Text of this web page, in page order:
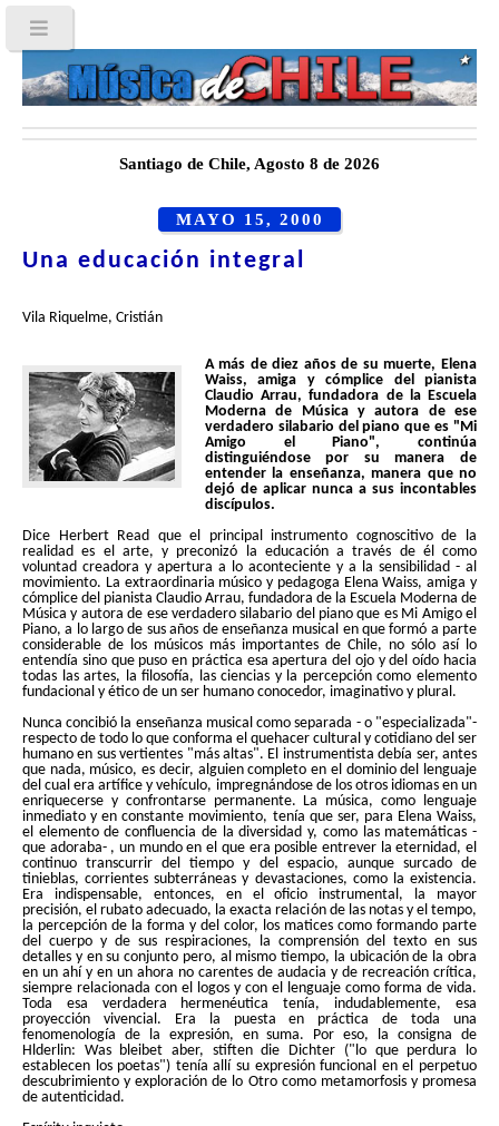
Santiago de Chile, Agosto 8 de 2026
MAYO 15, 2000
Una educación integral
Vila Riquelme, Cristián
A más de diez años de su muerte, Elena
Waiss, amiga y cómplice del pianista
Claudio Arrau, fundadora de la Escuela
Moderna de Música y autora de ese
verdadero silabario del piano que es "Mi
Amigo el Piano", continúa
distinguiéndose por su manera de
entender la enseñanza, manera que no
dejó de aplicar nunca a sus incontables
discípulos.
Dice Herbert Read que el principal instrumento cognoscitivo de la
realidad es el arte, y preconizó la educación a través de él como
voluntad creadora y apertura a lo aconteciente y a la sensibilidad - al
movimiento. La extraordinaria músico y pedagoga Elena Waiss, amiga y
cómplice del pianista Claudio Arrau, fundadora de la Escuela Moderna de
Música y autora de ese verdadero silabario del piano que es Mi Amigo el
Piano, a lo largo de sus años de enseñanza musical en que formó a parte
considerable de los músicos más importantes de Chile, no sólo así lo
entendía sino que puso en práctica esa apertura del ojo y del oído hacia
todas las artes, la filosofía, las ciencias y la percepción como elemento
fundacional y ético de un ser humano conocedor, imaginativo y plural.
Nunca concibió la enseñanza musical como separada - o "especializada"-
respecto de todo lo que conforma el quehacer cultural y cotidiano del ser
humano en sus vertientes "más altas". El instrumentista debía ser, antes
que nada, músico, es decir, alguien completo en el dominio del lenguaje
del cual era artífice y vehículo, impregnándose de los otros idiomas en un
enriquecerse y confrontarse permanente. La música, como lenguaje
inmediato y en constante movimiento, tenía que ser, para Elena Waiss,
el elemento de confluencia de la diversidad y, como las matemáticas -
que adoraba- , un mundo en el que era posible entrever la eternidad, el
continuo transcurrir del tiempo y del espacio, aunque surcado de
tinieblas, corrientes subterráneas y devastaciones, como la existencia.
Era indispensable, entonces, en el oficio instrumental, la mayor
precisión, el rubato adecuado, la exacta relación de las notas y el tempo,
la percepción de la forma y del color, los matices como formando parte
del cuerpo y de sus respiraciones, la comprensión del texto en sus
detalles y en su conjunto pero, al mismo tiempo, la ubicación de la obra
en un ahí y en un ahora no carentes de audacia y de recreación crítica,
siempre relacionada con el logos y con el lenguaje como forma de vida.
Toda esa verdadera hermenéutica tenía, indudablemente, esa
proyección vivencial. Era la puesta en práctica de toda una
fenomenología de la expresión, en suma. Por eso, la consigna de
Hlderlin: Was bleibet aber, stiften die Dichter ("lo que perdura lo
establecen los poetas") tenía allí su expresión funcional en el perpetuo
descubrimiento y exploración de lo Otro como metamorfosis y promesa
de autenticidad.